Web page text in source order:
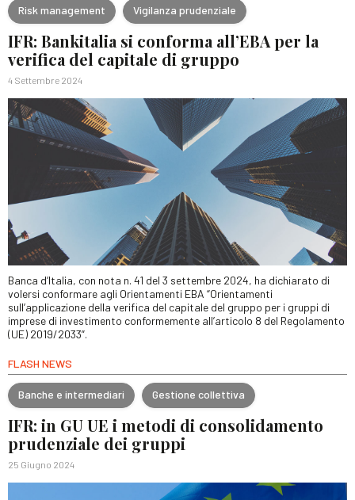
Risk management Vigilanza prudenziale
IFR: Bankitalia si conforma all’EBA per la
verifica del capitale di gruppo
4 Settembre 2024
Banca d’Italia, con nota n. 41 del 3 settembre 2024, ha dichiarato di
volersi conformare agli Orientamenti EBA “Orientamenti
sull’applicazione della verifica del capitale del gruppo per i gruppi di
imprese di investimento conformemente all’articolo 8 del Regolamento
(UE) 2019/2033”.
FLASH NEWS
Banche e intermediari Gestione collettiva
IFR: in GU UE i metodi di consolidamento
prudenziale dei gruppi
25 Giugno 2024